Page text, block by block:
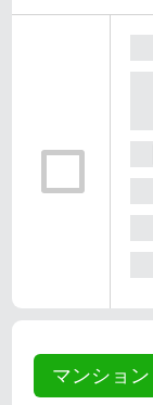
マンション